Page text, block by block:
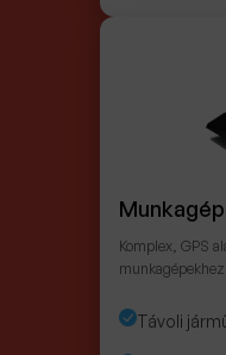
Komplex, GPS
munkagépekhez
Távoli